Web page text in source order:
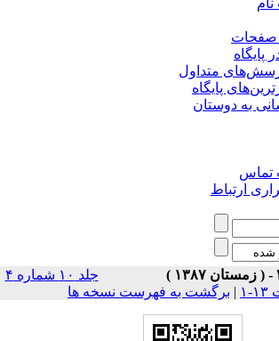
متداول
پایگاه
به دوستان
ارتباط
جلد ۱۰ شماره ۴
| برگشت به فهرست نسخه ها